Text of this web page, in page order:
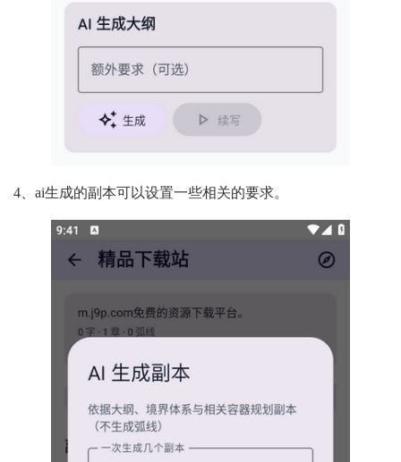
4、ai生成的副本可以设置一些相关的要求。